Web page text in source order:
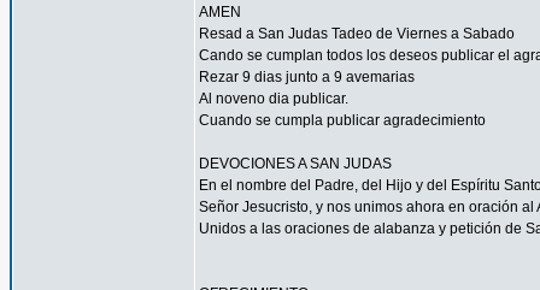
AMEN
Resad a San Judas Tadeo de Viernes a Sabado
Cando se cumplan todos los deseos publicar el
Rezar 9 dias junto a 9 avemarias
Al noveno dia publicar.
Cuando se cumpla publicar agradecimiento
DEVOCIONES A SAN JUDAS
En el nombre del Padre, del Hijo y del Espíritu
Señor Jesucristo, y nos unimos ahora en oración
Unidos a las oraciones de alabanza y petición de